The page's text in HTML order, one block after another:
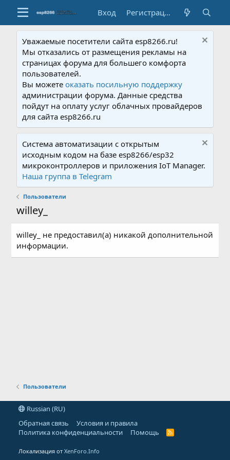
Вход Регистрация
Уважаемые посетители сайта esp8266.ru!
Мы отказались от размещения рекламы на
страницах форума для большего комфорта
пользователей.
Вы можетеоказать посильную поддержку
администрации форума. Данные средства
пойдут на оплату услуг облачных провайдеров
для сайта esp8266.ru
Система автоматизации с открытым
исходным кодом на базе esp8266/esp32
микроконтроллеров и приложения IoT Manager.
Наша группа в Telegram
Пользователи
willey_
willey_ не предоставил(а) никакой дополнительной
информации.
Пользователи
Russian (RU)
Обратная связь
Условия и правила
Политика конфиденциальности
Помощь
R
Локализация отXenForo.Info